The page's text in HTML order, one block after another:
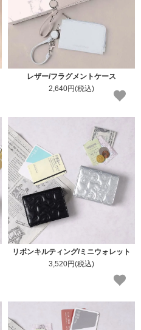
レザー/フラグメントケース
2,640円(税込)
リボンキルティング/ミニウォレット
3,520円(税込)